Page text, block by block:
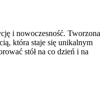
i nowoczesność. Tworzona
która staje się unikalnym
stół na co dzień i na